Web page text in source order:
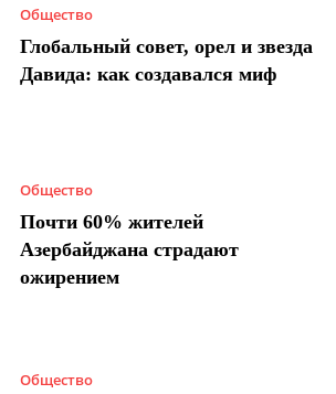
Общество
Глобальный совет, орел и звезда
Давида: как создавался миф
Общество
Почти 60% жителей
Азербайджана страдают
ожирением
Общество